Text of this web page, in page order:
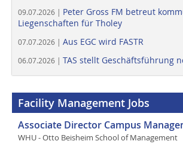
09.07.2026 | Peter Gross FM betreut
Liegenschaften für Tholey
07.07.2026 | Aus EGC wird FASTR
06.07.2026 | TAS stellt Geschäftsführung
Facility Management Jobs
Associate Director Campus
WHU - Otto Beisheim School of Management